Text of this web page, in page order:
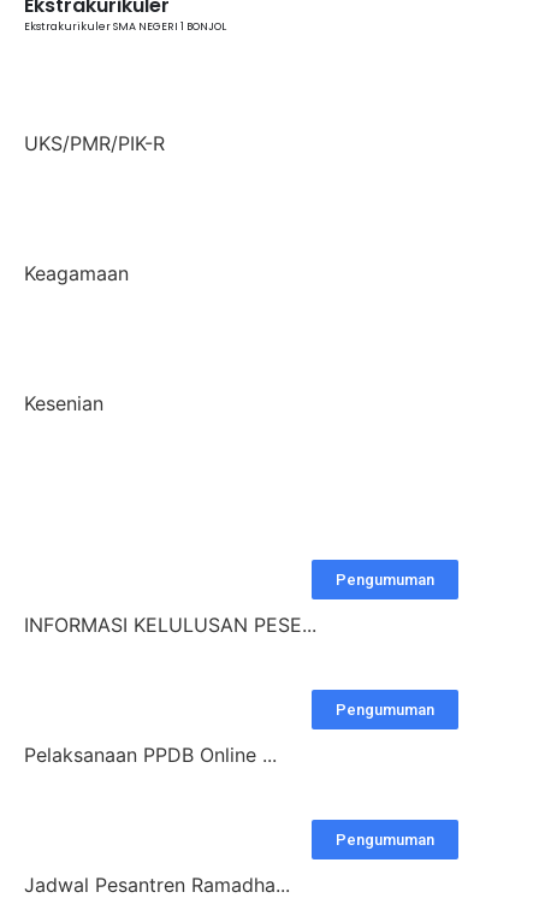
Ekstrakurikuler SMA NEGERI 1 BONJOL
UKS/PMR/PIK-R
Keagamaan
Kesenian
Pengumuman
INFORMASI KELULUSAN PESE...
Pengumuman
Pelaksanaan PPDB Online ...
Pengumuman
Jadwal Pesantren Ramadha...